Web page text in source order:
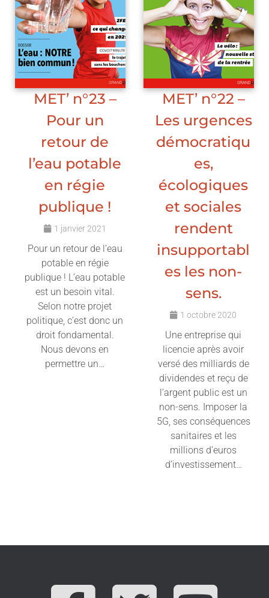
MET’ n°23 –
Pour un
retour de
l’eau potable
en régie
publique !
1 janvier 2021
Pour un retour de l’eau
potable en régie
publique ! L’eau potable
est un besoin vital.
Selon notre projet
politique, c’est donc un
droit fondamental.
Nous devons en
permettre un…
MET’ n°22 –
Les urgences
démocratiqu
es,
écologiques
et sociales
rendent
insupportabl
es les non-
sens.
1 octobre 2020
Une entreprise qui
licencie après avoir
versé des milliards de
dividendes et reçu de
l’argent public est un
non-sens. Imposer la
5G, ses conséquences
sanitaires et les
millions d’euros
d’investissement…